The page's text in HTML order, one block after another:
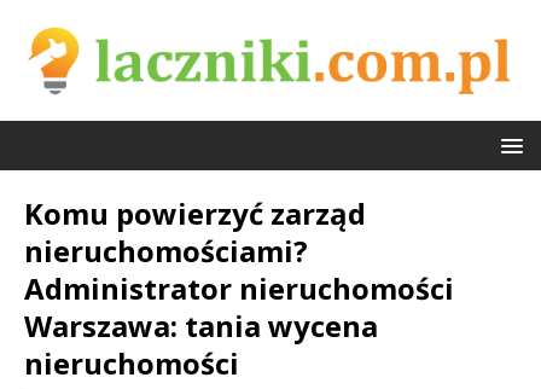
Komu powierzyć zarząd
nieruchomościami?
Administrator nieruchomości
Warszawa: tania wycena
nieruchomości